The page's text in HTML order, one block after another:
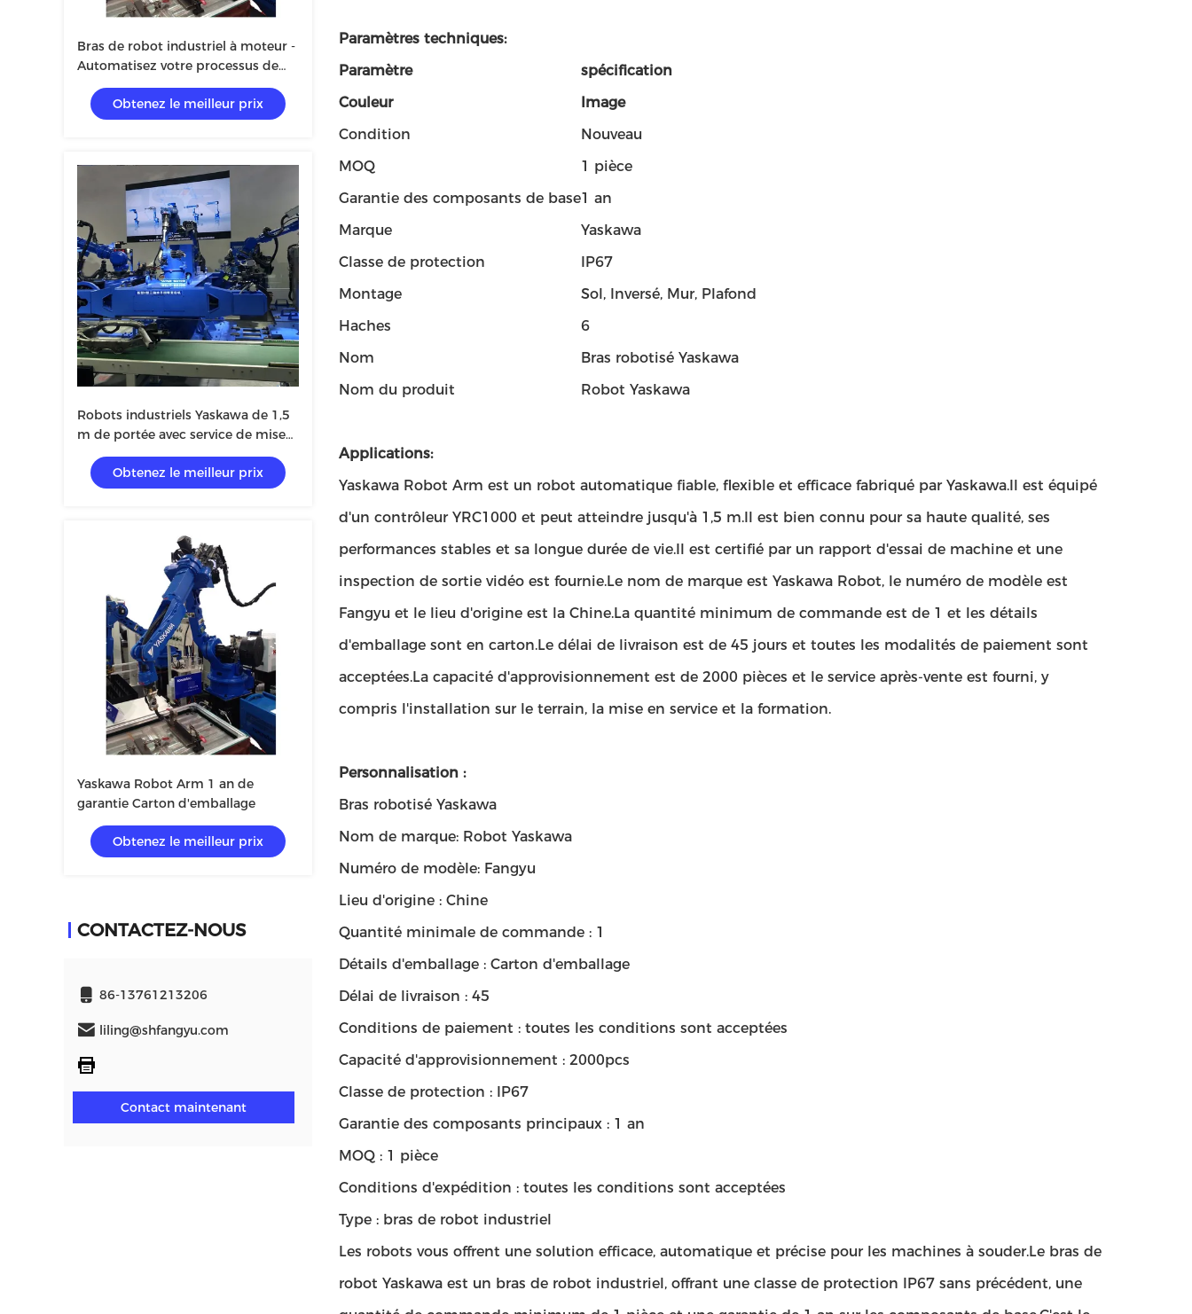
Bras de robot industriel à moteur -
Automatisez votre processus de
fabrication avec des composants
de baseObtenez le meilleur prix
Robots industriels Yaskawa de 1,5
m de portée avec service de mise
en service et de formation
Obtenez le meilleur prix
Yaskawa Robot Arm 1 an de
garantie Carton d'emballage
Obtenez le meilleur prix
CONTACTEZ-NOUS
86-13761213206
liling@shfangyu.com
Contact maintenant
Paramètres techniques:
Paramètre
spécification
Couleur
Image
Condition
Nouveau
MOQ
1 pièce
Garantie des composants de base1 an
Marque
Yaskawa
Classe de protection
IP67
Montage
Sol, Inversé, Mur, Plafond
Haches
6
Nom
Bras robotisé Yaskawa
Nom du produit
Robot Yaskawa
Applications:
Yaskawa Robot Arm est un robot automatique fiable, flexible et efficace fabriqué par Yaskawa.Il est équipé
d'un contrôleur YRC1000 et peut atteindre jusqu'à 1,5 m.Il est bien connu pour sa haute qualité, ses
performances stables et sa longue durée de vie.Il est certifié par un rapport d'essai de machine et une
inspection de sortie vidéo est fournie.Le nom de marque est Yaskawa Robot, le numéro de modèle est
Fangyu et le lieu d'origine est la Chine.La quantité minimum de commande est de 1 et les détails
d'emballage sont en carton.Le délai de livraison est de 45 jours et toutes les modalités de paiement sont
acceptées.La capacité d'approvisionnement est de 2000 pièces et le service après-vente est fourni, y
compris l'installation sur le terrain, la mise en service et la formation.
Personnalisation :
Bras robotisé Yaskawa
Nom de marque: Robot Yaskawa
Numéro de modèle: Fangyu
Lieu d'origine : Chine
Quantité minimale de commande : 1
Détails d'emballage : Carton d'emballage
Délai de livraison : 45
Conditions de paiement : toutes les conditions sont acceptées
Capacité d'approvisionnement : 2000pcs
Classe de protection : IP67
Garantie des composants principaux : 1 an
MOQ : 1 pièce
Conditions d'expédition : toutes les conditions sont acceptées
Type : bras de robot industriel
Les robots vous offrent une solution efficace, automatique et précise pour les machines à souder.Le bras de
robot Yaskawa est un bras de robot industriel, offrant une classe de protection IP67 sans précédent, une